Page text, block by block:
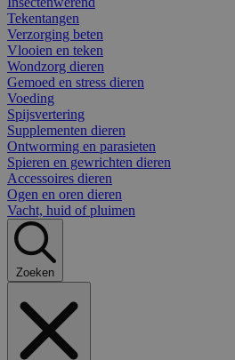
Tekentangen
Verzorging beten
Vlooien en teken
Wondzorg dieren
Gemoed en stress dieren
Voeding
Spijsvertering
Supplementen dieren
Ontworming en parasieten
Spieren en gewrichten dieren
Accessoires dieren
Ogen en oren dieren
Vacht, huid of pluimen
Zoeken